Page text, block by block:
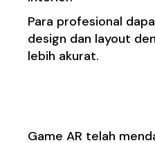
Para profesional
design dan layout
lebih akurat.
Game AR telah